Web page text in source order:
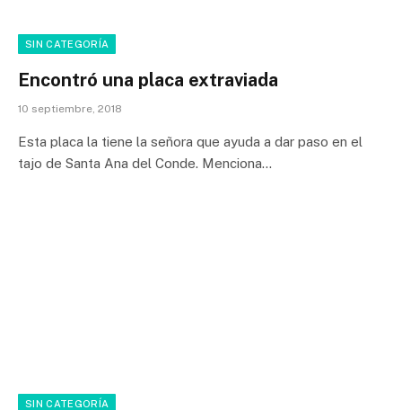
SIN CATEGORÍA
Encontró una placa extraviada
10 septiembre, 2018
Esta placa la tiene la señora que ayuda a dar paso en el
tajo de Santa Ana del Conde. Menciona…
SIN CATEGORÍA